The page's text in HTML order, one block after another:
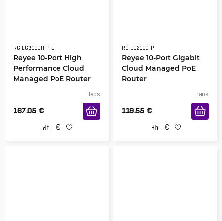
RG-EG310GH-P-E
Reyee 10-Port High
Performance Cloud
Managed PoE Router
laos
167.05 €
RG-EG210G-P
Reyee 10-Port Gigabit
Cloud Managed PoE
Router
laos
119.55 €